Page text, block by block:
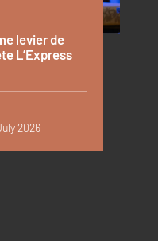
levier de
L’Express
2026